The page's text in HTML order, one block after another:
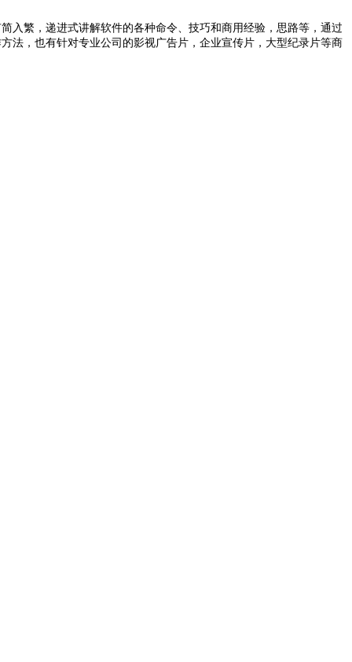
入繁，递进式讲解软件的各种命令、技巧和商用经验，思路等，通过
法，也有针对专业公司的影视广告片，企业宣传片，大型纪录片等商